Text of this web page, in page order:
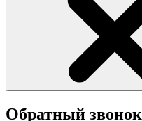
Обратный звонок